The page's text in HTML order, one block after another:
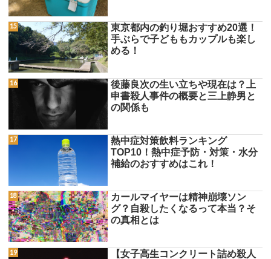
東京都内の釣り堀おすすめ20選！
手ぶらで子どももカップルも楽し
める！
後藤良次の生い立ちや現在は？上
申書殺人事件の概要と三上静男と
の関係も
熱中症対策飲料ランキング
TOP10！熱中症予防・対策・水分
補給のおすすめはこれ！
カールマイヤーは精神崩壊ソン
グ？自殺したくなるって本当？そ
の真相とは
【女子高生コンクリート詰め殺人